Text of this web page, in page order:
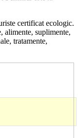
certificat ecologic.
alimente, suplimente,
tratamente,